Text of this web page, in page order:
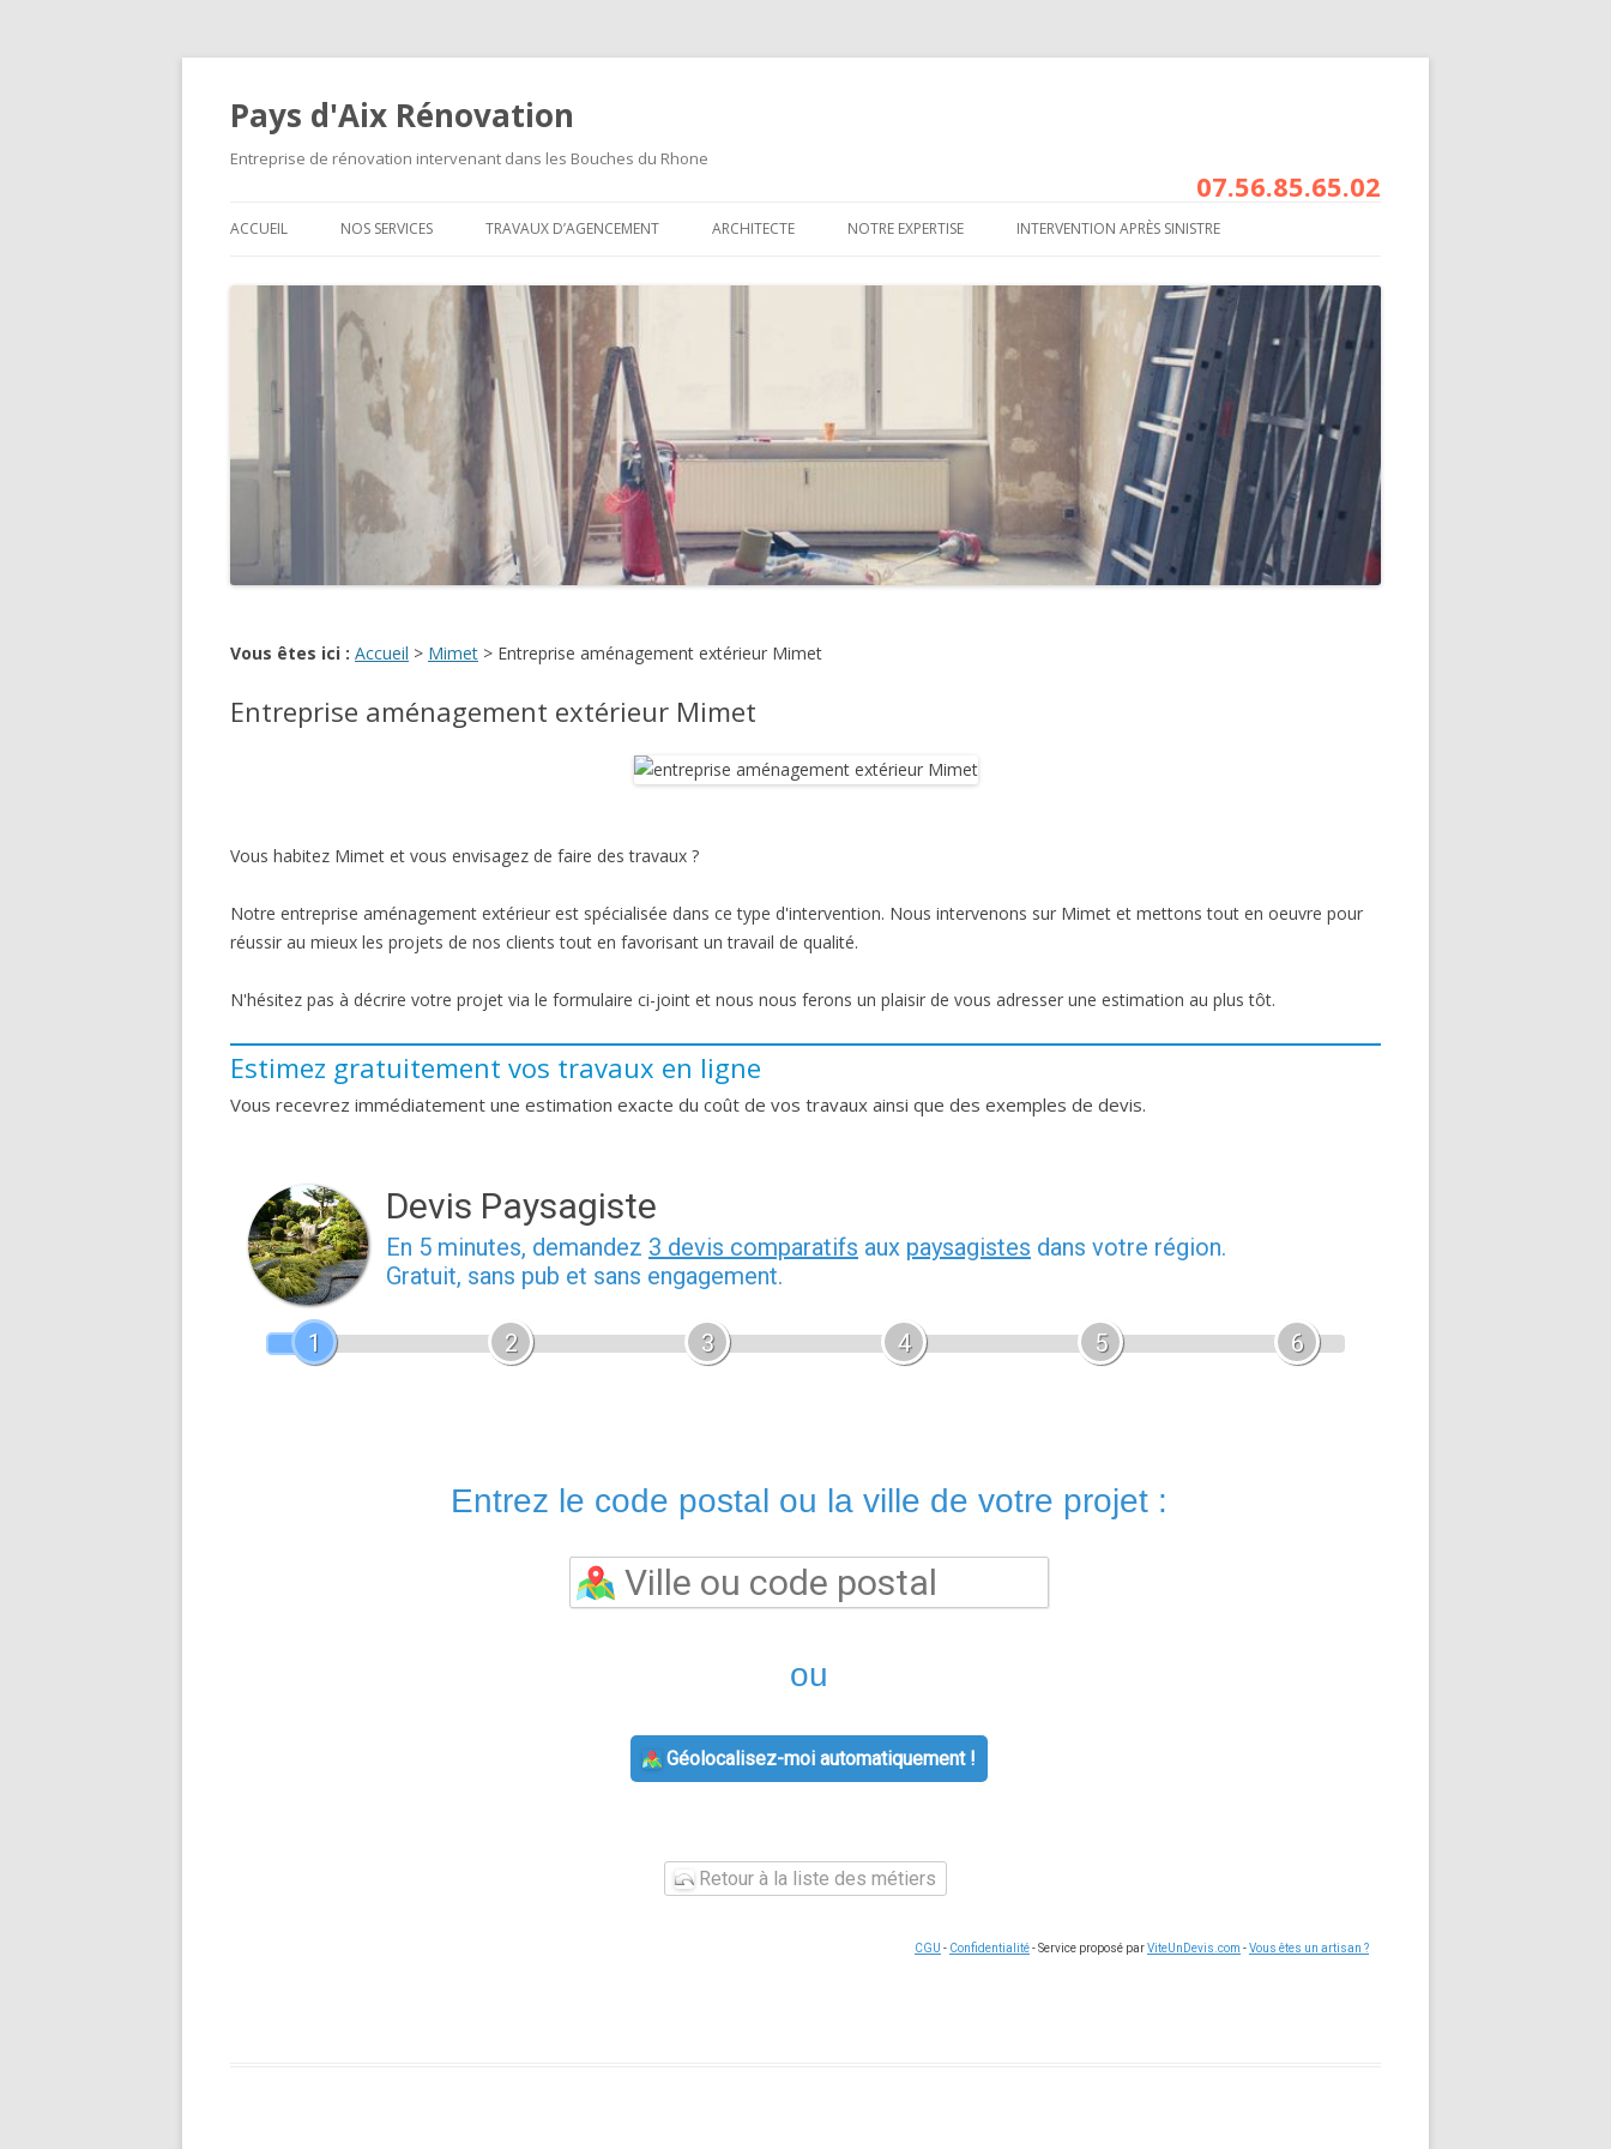
Pays d'Aix Rénovation
Entreprise de rénovation intervenant dans les Bouches du Rhone
07.56.85.65.02
ACCUEIL NOS SERVICES TRAVAUX D’AGENCEMENT ARCHITECTE NOTRE EXPERTISE INTERVENTION APRÈS SINISTRE
Vous êtes ici : Accueil > Mimet > Entreprise aménagement extérieur Mimet
Entreprise aménagement extérieur Mimet
Vous habitez Mimet et vous envisagez de faire des travaux ?
Notre entreprise aménagement extérieur est spécialisée dans ce type d'intervention. Nous intervenons sur Mimet et mettons tout en oeuvre pour
réussir au mieux les projets de nos clients tout en favorisant un travail de qualité.
N'hésitez pas à décrire votre projet via le formulaire ci-joint et nous nous ferons un plaisir de vous adresser une estimation au plus tôt.
Estimez gratuitement vos travaux en ligne
Vous recevrez immédiatement une estimation exacte du coût de vos travaux ainsi que des exemples de devis.
Devis Paysagiste
En 5 minutes, demandez 3 devis comparatifs aux paysagistes dans votre région.
Gratuit, sans pub et sans engagement.
1 2 3 4 5 6
Entrez le code postal ou la ville de votre projet :
ou
Géolocalisez-moi automatiquement !
Retour à la liste des métiers
CGU - Confidentialité- Service proposé parViteUnDevis.com -Vous êtes un artisan ?